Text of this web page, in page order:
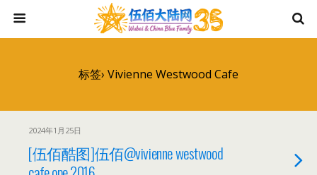
标签› Vivienne Westwood Cafe
2024年1月25日
[伍佰酷图]伍佰@vivienne westwood